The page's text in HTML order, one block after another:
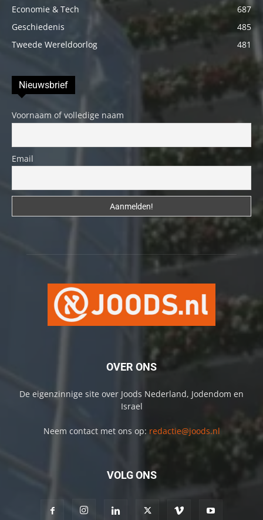
Economie & Tech
687
Geschiedenis
485
Tweede Wereldoorlog
481
Nieuwsbrief
Voornaam of volledige naam
Email
OVER ONS
De eigenzinnige site over Joods Nederland, Jodendom en
Israel
Neem contact met ons op: redactie@joods.nl
VOLG ONS